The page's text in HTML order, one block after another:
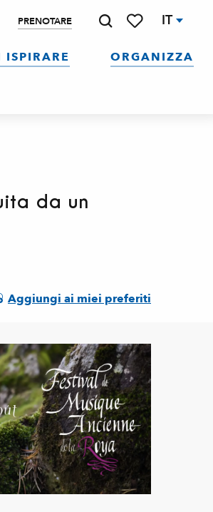
PRENOTARE IT
ISPIRARE ORGANIZZA
da un
aux favoris
Aggiungi ai miei preferiti